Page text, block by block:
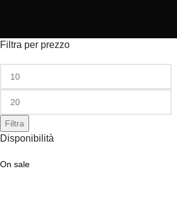
Filtra per prezzo
Filtra
Disponibilità
On sale